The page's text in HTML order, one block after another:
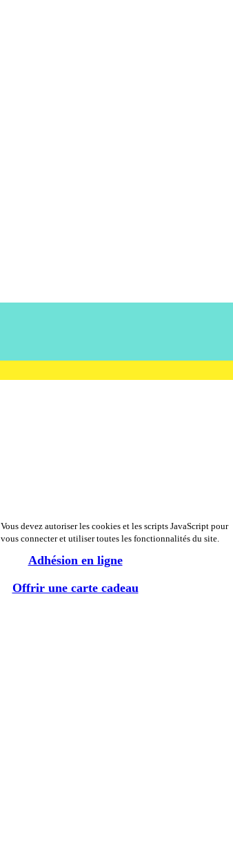
Vous devez autoriser les cookies et les scripts JavaScript pour
vous connecter et utiliser toutes les fonctionnalités du site.
Adhésion en ligne
Offrir une carte cadeau